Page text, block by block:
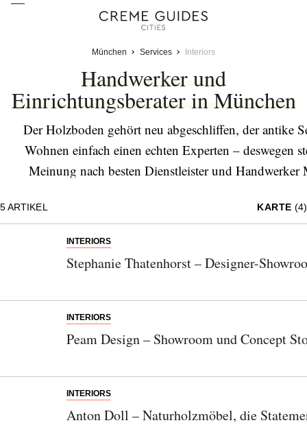
München Services Interiors
Handwerker und
Einrichtungsberater in München
Der Holzboden gehört neu abgeschliffen, der antike
Wohnen einfach einen echten Experten – deswegen
Meinung nach besten Dienstleister und
immer Ausschau
5ARTIKEL KARTE (4)
INTERIORS
Stephanie Thatenhorst – Designer-
INTERIORS
Peam Design – Showroom und Concept
INTERIORS
Anton Doll – Naturholzmöbel, die